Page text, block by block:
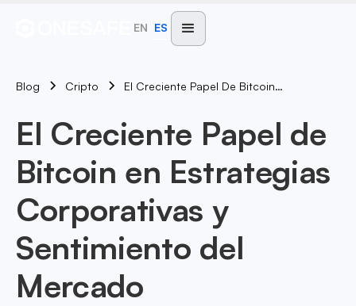
EN ES
Blog Cripto El Creciente Papel De Bitcoin En Estrategias Corporativas Y Sentimiento Del Mercado
El Creciente Papel de
Bitcoin en Estrategias
Corporativas y
Sentimiento del
Mercado